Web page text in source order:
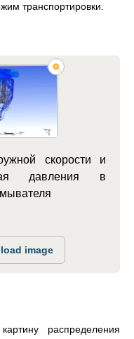
транспортировки.
скорости и
давления в
image
распределения